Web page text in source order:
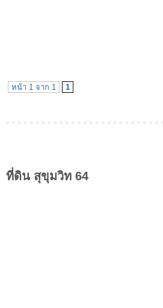
หน้า 1 จาก 1 1
ที่ดิน สุขุมวิท 64